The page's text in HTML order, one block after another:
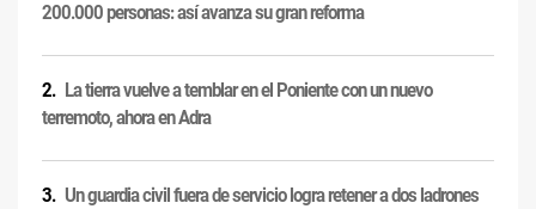
200.000 personas: así avanza su gran reforma
La tierra vuelve a temblar en el Poniente con un nuevo
terremoto, ahora en Adra
Un guardia civil fuera de servicio logra retener a dos ladrones